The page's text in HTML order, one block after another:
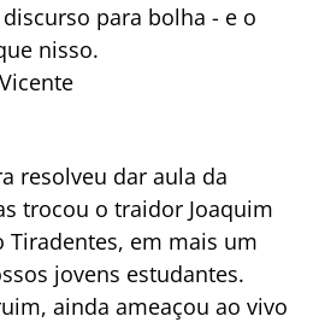
para bolha - e o
nisso.
resolveu dar aula da
trocou o traidor Joaquim
Tiradentes, em mais um
jovens estudantes.
ainda ameaçou ao vivo